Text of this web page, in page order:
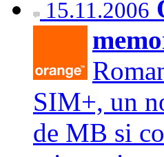
15.11.2006
SIM+, un
de MB si